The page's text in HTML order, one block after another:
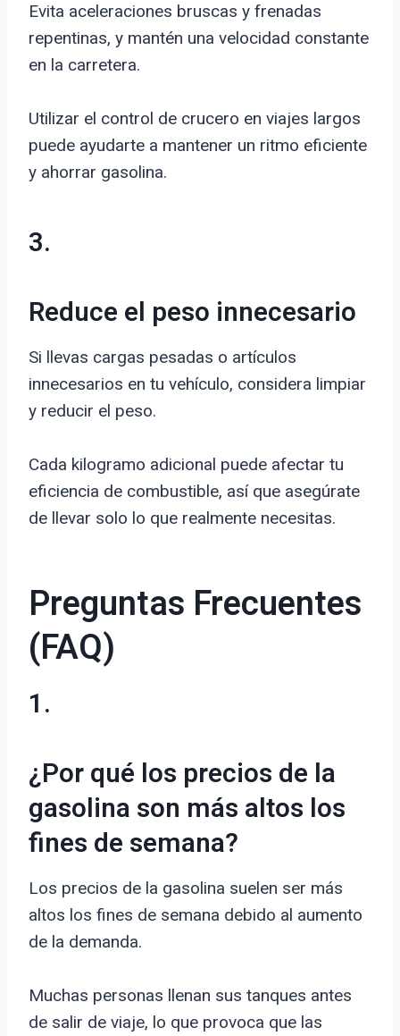
Evita aceleraciones bruscas y frenadas
repentinas, y mantén una velocidad constante
en la carretera.
Utilizar el control de crucero en viajes largos
puede ayudarte a mantener un ritmo eficiente
y ahorrar gasolina.
3.
Reduce el peso innecesario
Si llevas cargas pesadas o artículos
innecesarios en tu vehículo, considera limpiar
y reducir el peso.
Cada kilogramo adicional puede afectar tu
eficiencia de combustible, así que asegúrate
de llevar solo lo que realmente necesitas.
Preguntas Frecuentes
(FAQ)
1.
¿Por qué los precios de la
gasolina son más altos los
fines de semana?
Los precios de la gasolina suelen ser más
altos los fines de semana debido al aumento
de la demanda.
Muchas personas llenan sus tanques antes
de salir de viaje, lo que provoca que las